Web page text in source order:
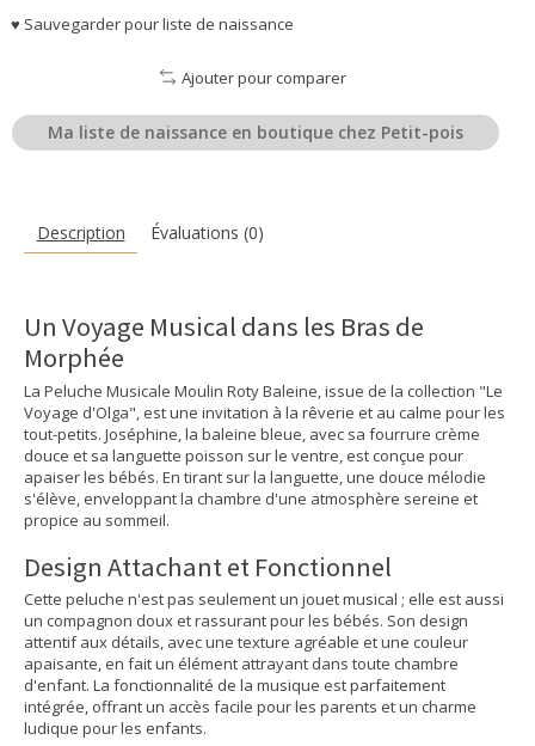
♥ Sauvegarder pour liste de naissance
Ajouter pour comparer
Ma liste de naissance en boutique chez Petit-pois
Description Évaluations (0)
Un Voyage Musical dans les Bras de
Morphée
La Peluche Musicale Moulin Roty Baleine, issue de la collection "Le
Voyage d'Olga", est une invitation à la rêverie et au calme pour les
tout-petits. Joséphine, la baleine bleue, avec sa fourrure crème
douce et sa languette poisson sur le ventre, est conçue pour
apaiser les bébés. En tirant sur la languette, une douce mélodie
s'élève, enveloppant la chambre d'une atmosphère sereine et
propice au sommeil.
Design Attachant et Fonctionnel
Cette peluche n'est pas seulement un jouet musical ; elle est aussi
un compagnon doux et rassurant pour les bébés. Son design
attentif aux détails, avec une texture agréable et une couleur
apaisante, en fait un élément attrayant dans toute chambre
d'enfant. La fonctionnalité de la musique est parfaitement
intégrée, offrant un accès facile pour les parents et un charme
ludique pour les enfants.